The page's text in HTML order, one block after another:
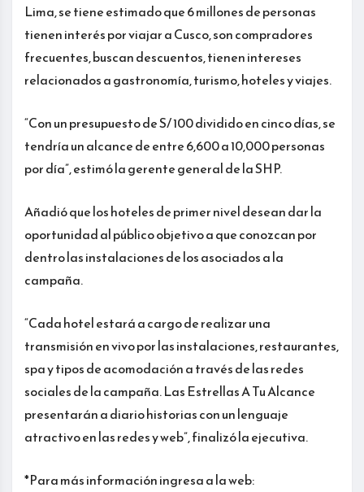
Lima, se tiene estimado que 6 millones de personas
tienen interés por viajar a Cusco, son compradores
frecuentes, buscan descuentos, tienen intereses
relacionados a gastronomía, turismo, hoteles y viajes.
“Con un presupuesto de S/ 100 dividido en cinco días, se
tendría un alcance de entre 6,600 a 10,000 personas
por día”, estimó la gerente general de la SHP.
Añadió que los hoteles de primer nivel desean dar la
oportunidad al público objetivo a que conozcan por
dentro las instalaciones de los asociados a la
campaña.
“Cada hotel estará a cargo de realizar una
transmisión en vivo por las instalaciones, restaurantes,
spa y tipos de acomodación a través de las redes
sociales de la campaña. Las Estrellas A Tu Alcance
presentarán a diario historias con un lenguaje
atractivo en las redes y web”, finalizó la ejecutiva.
*Para más información ingresa a la web: